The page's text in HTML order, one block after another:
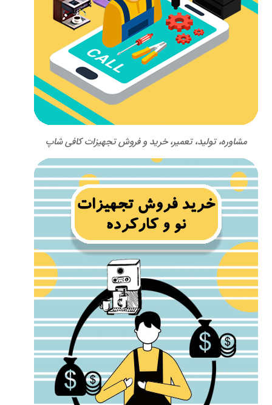
مشاوره، تولید، تعمیر، خرید و فروش تجهیزات کافی شاپ